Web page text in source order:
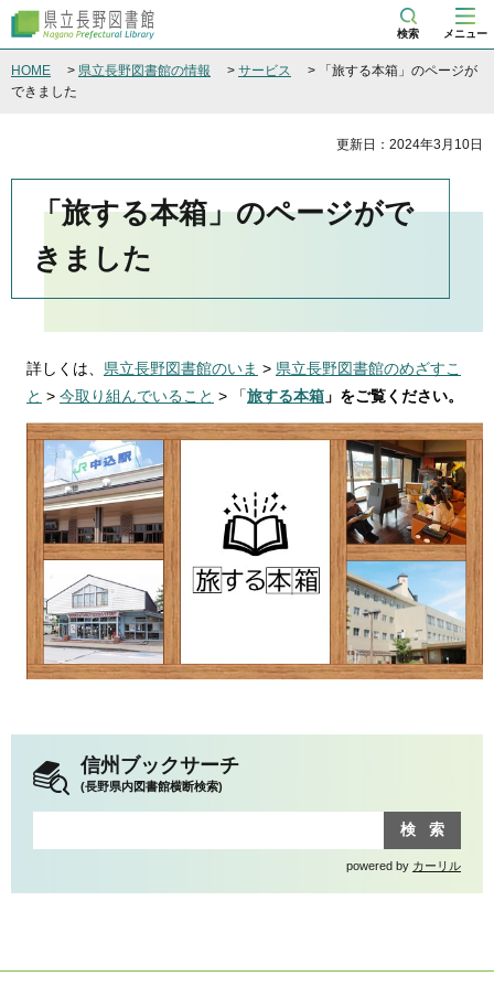
県立長野図書館
検索 メニュー
HOME > 県立長野図書館の情報 > サービス
> 「旅する本箱」のページが
できました
更新日：2024年3月10日
「旅する本箱」のページがで
きました
詳しくは、 県立長野図書館のいま > 県立長野図書館のめざすこ
と > 今取り組んでいること > 「旅する本箱 」をご覧ください。
信州ブックサーチ
(長野県内図書館横断検索)
powered by カーリル